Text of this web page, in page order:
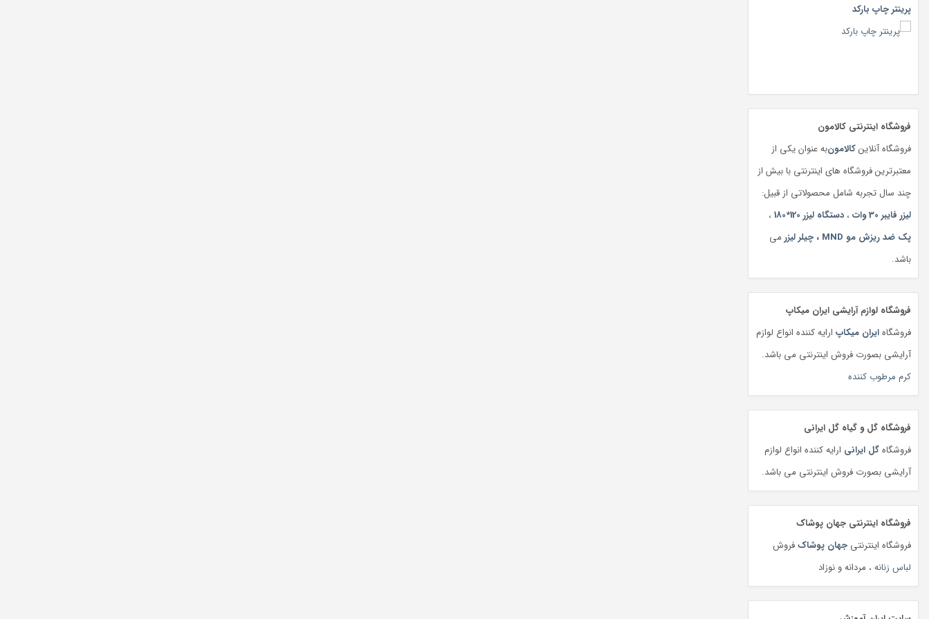
پرینتر چاپ بارکد
فروشگاه اینترنتی کالامون
فروشگاه آنلاینکالامونبه عنوان یکی از
معتبرترین فروشگاه های اینترنتی با بیش از
چند سال تجربه شامل محصولاتی از قبیل:
لیزر فایبر 30 وات
، دستگاه لیزر 120*180
،
پک ضد ریزش مو MND
، چیلر لیزر می
باشد.
فروشگاه لوازم آرایشی ایران میکاپ
فروشگاهایران میکاپ ارایه کننده انواع لوازم
آرایشی بصورت فروش اینترنتی می باشد.
کرم مرطوب کننده
فروشگاه گل و گیاه گل ایرانی
فروشگاهگل ایرانی ارایه کننده انواع لوازم
آرایشی بصورت فروش اینترنتی می باشد.
فروشگاه اینترنتی جهان پوشاک
فروشگاه اینترنتی جهان پوشاکفروش
لباس زنانه ، مردانه و نوزاد